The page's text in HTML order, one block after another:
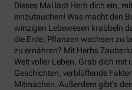
Dieses Mal lädt Herb dich ein,
einzutauchen! Was macht den
winzigen Lebewesen krabbeln
die Erde, Pflanzen wachsen zu
zu ernähren? Mit Herbs
Welt voller Leben. Grab dich mit
Geschichten, verblüffende
Mitmachen. Außerdem gibt‘s